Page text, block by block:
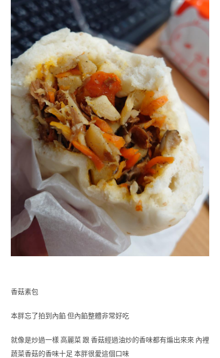
香菇素包
本胖忘了拍到內餡 但內餡整體非常好吃
就像是炒過一樣 高麗菜 跟 香菇經過油炒的香味都有煸出來來 內裡
蔬菜香菇的香味十足 本胖很愛這個口味